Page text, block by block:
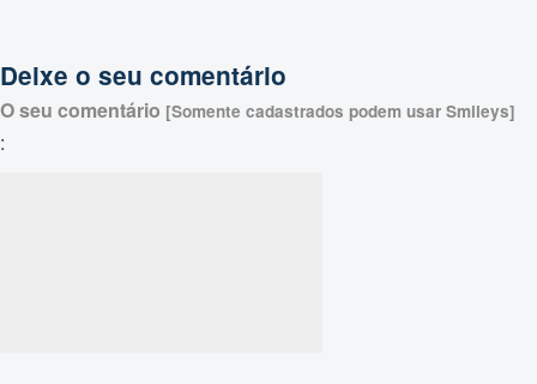
Deixe o seu comentário
O seu comentário [Somente cadastrados podem usar Smileys]
: